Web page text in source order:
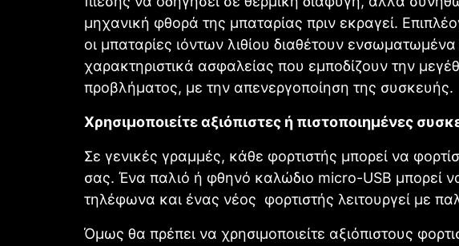
μηχανική φθορά της μπαταρίας πριν εκραγεί.
οι μπαταρίες ιόντων λιθίου διαθέτουν
χαρακτηριστικά ασφαλείας που εμποδίζουν την
προβλήματος, με την απενεργοποίηση της συσκευής.
Χρησιμοποιείτε αξιόπιστες ή πιστοποιημένες
Σε γενικές γραμμές, κάθε φορτιστής μπορεί να
σας. Ένα παλιό ή φθηνό καλώδιο micro-USB μπορεί
τηλέφωνα και ένας νέος φορτιστής λειτουργεί με
Όμως θα πρέπει να χρησιμοποιείτε αξιόπιστους